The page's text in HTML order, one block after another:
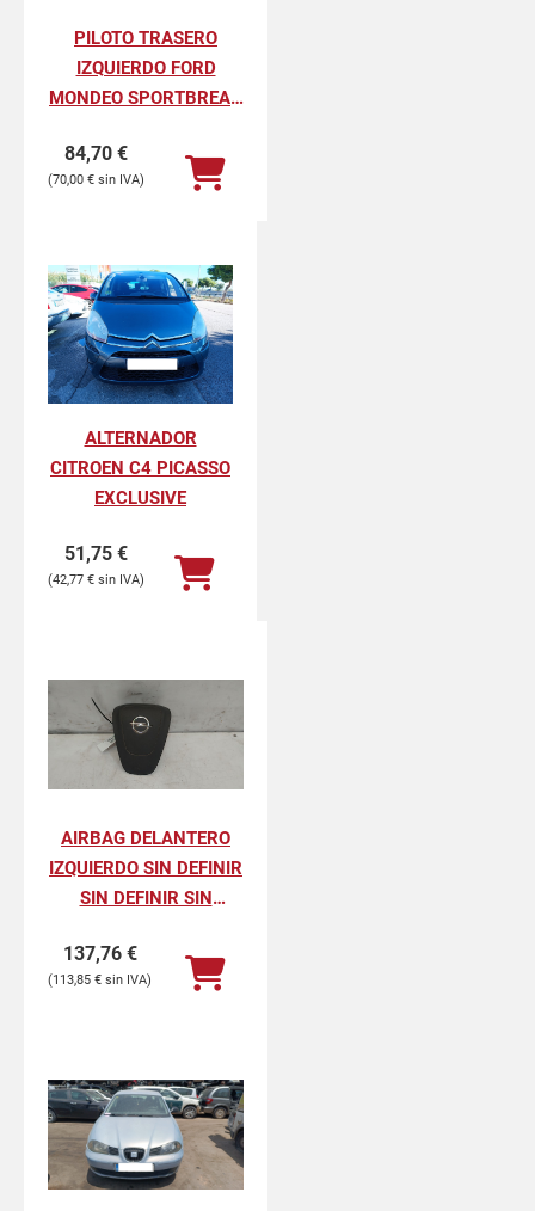
PILOTO TRASERO
IZQUIERDO FORD
MONDEO SPORTBREAK
84,70 €
70,00 €
ALTERNADOR
CITROEN C4 PICASSO
EXCLUSIVE
51,75 €
42,77 €
AIRBAG DELANTERO
IZQUIERDO SIN DEFINIR
SIN DEFINIR SIN
137,76 €
113,85 €